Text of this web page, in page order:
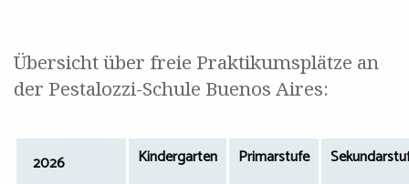
Übersicht über freie Praktikumsplätze an
der Pestalozzi-Schule Buenos Aires:
2026 Kindergarten Primarstufe